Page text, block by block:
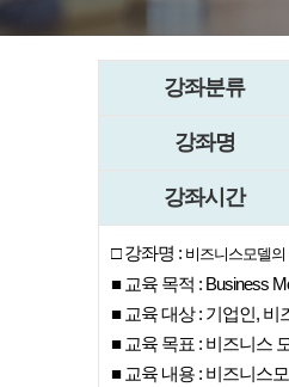
강좌분류
강좌명
강좌시간
□강좌명 : 비즈니스모델의
■ 교육 목적 : Business
■ 교육 대상 : 기업인,
■ 교육 목표 : 비즈니스
■ 교육 내용 : 비즈니스